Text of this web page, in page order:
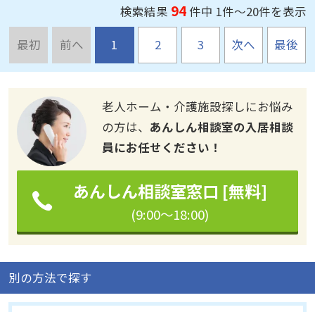
最初
前へ 1 2 3 次へ 最後
の方は、あんしん相談室の入居相談
員にお任せください！
あんしん相談室窓口 [無料]
(9:00～18:00)